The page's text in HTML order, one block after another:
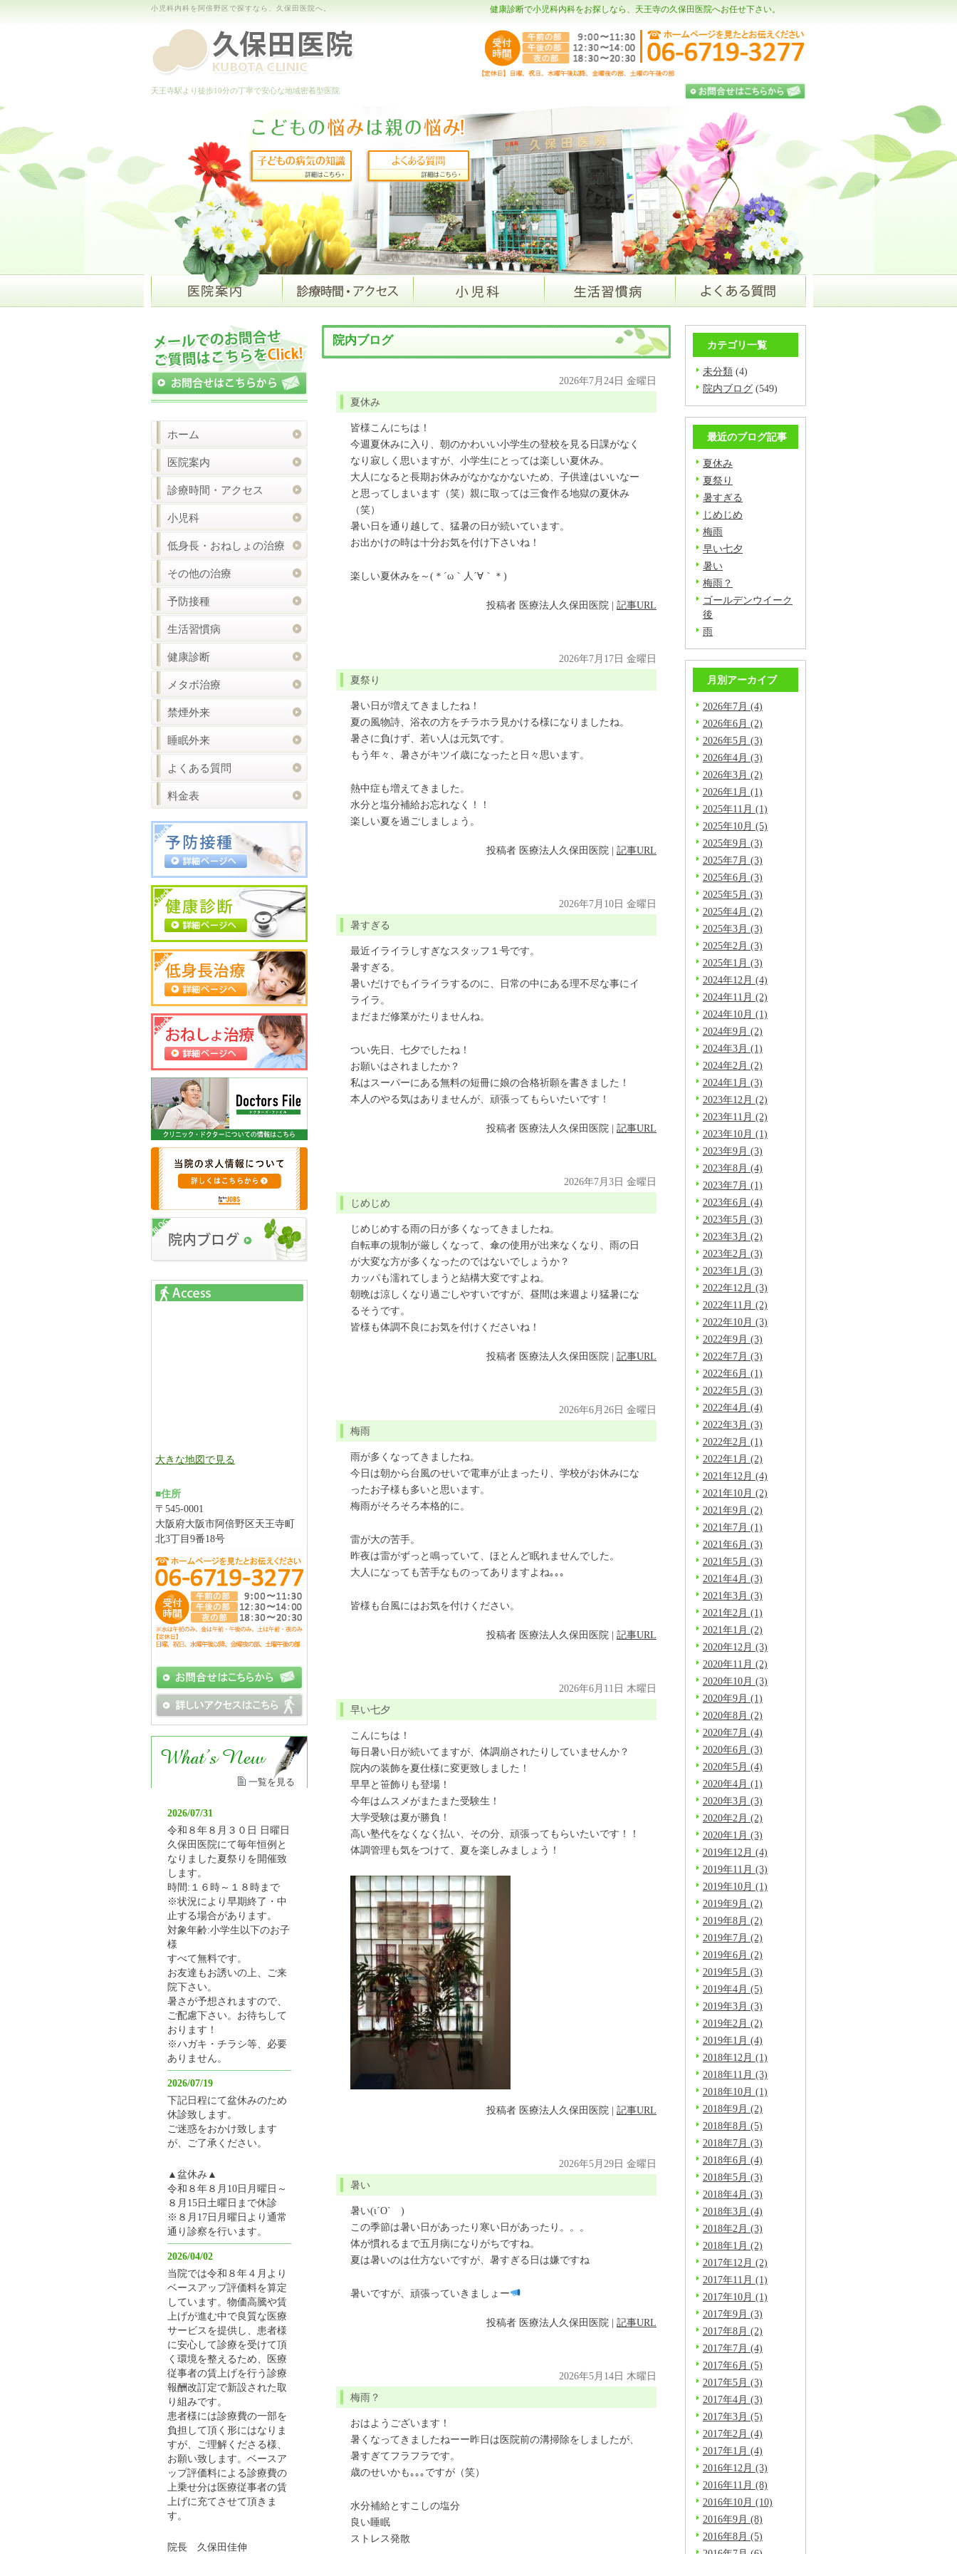
小児科内科を阿倍野区で探すなら、久保田医院へ。 健康診断で小児科内科をお探しなら、天王寺の久保田医院へお任せ下さい。
天王寺駅より徒歩10分の丁寧で安心な地域密着型医院
院内ブログ
2026年7月24日 金曜日
夏休み
皆様こんにちは！
今週夏休みに入り、朝のかわいい小学生の登校を見る日課がなく
なり寂しく思いますが、小学生にとっては楽しい夏休み。
大人になると長期お休みがなかなかないため、子供達はいいなー
と思ってしまいます（笑）親に取っては三食作る地獄の夏休み
（笑）
暑い日を通り越して、猛暑の日が続いています。
お出かけの時は十分お気を付け下さいね！
楽しい夏休みを～(＊´ω｀人´∀｀＊)
投稿者 医療法人久保田医院 | 記事URL
2026年7月17日 金曜日
夏祭り
暑い日が増えてきましたね！
夏の風物詩、浴衣の方をチラホラ見かける様になりましたね。
暑さに負けず、若い人は元気です。
もう年々、暑さがキツイ歳になったと日々思います。
熱中症も増えてきました。
水分と塩分補給お忘れなく！！
楽しい夏を過ごしましょう。
投稿者 医療法人久保田医院 | 記事URL
2026年7月10日 金曜日
暑すぎる
最近イライラしすぎなスタッフ１号です。
暑すぎる。
暑いだけでもイライラするのに、日常の中にある理不尽な事にイ
ライラ。
まだまだ修業がたりませんね。
つい先日、七夕でしたね！
お願いはされましたか？
私はスーパーにある無料の短冊に娘の合格祈願を書きました！
本人のやる気はありませんが、頑張ってもらいたいです！
投稿者 医療法人久保田医院 | 記事URL
2026年7月3日 金曜日
じめじめ
じめじめする雨の日が多くなってきましたね。
自転車の規制が厳しくなって、傘の使用が出来なくなり、雨の日
が大変な方が多くなったのではないでしょうか？
カッパも濡れてしまうと結構大変ですよね。
朝晩は涼しくなり過ごしやすいですが、昼間は来週より猛暑にな
るそうです。
皆様も体調不良にお気を付けくださいね！
投稿者 医療法人久保田医院 | 記事URL
2026年6月26日 金曜日
梅雨
雨が多くなってきましたね。
今日は朝から台風のせいで電車が止まったり、学校がお休みにな
ったお子様も多いと思います。
梅雨がそろそろ本格的に。
雷が大の苦手。
昨夜は雷がずっと鳴っていて、ほとんど眠れませんでした。
大人になっても苦手なものってありますよね｡｡｡
皆様も台風にはお気を付けください。
投稿者 医療法人久保田医院 | 記事URL
2026年6月11日 木曜日
早い七夕
こんにちは！
毎日暑い日が続いてますが、体調崩されたりしていませんか？
院内の装飾を夏仕様に変更致しました！
早早と笹飾りも登場！
今年はムスメがまたまた受験生！
大学受験は夏が勝負！
高い塾代をなくなく払い、その分、頑張ってもらいたいです！！
体調管理も気をつけて、夏を楽しみましょう！
投稿者 医療法人久保田医院 | 記事URL
2026年5月29日 金曜日
暑い
暑い(ι´О`ゞ)
この季節は暑い日があったり寒い日があったり。。。
体が慣れるまで五月病になりがちですね。
夏は暑いのは仕方ないですが、暑すぎる日は嫌ですね
暑いですが、頑張っていきましょー
投稿者 医療法人久保田医院 | 記事URL
2026年5月14日 木曜日
梅雨？
おはようございます！
暑くなってきましたねーー昨日は医院前の溝掃除をしましたが、
暑すぎてフラフラです。
歳のせいかも｡｡｡ですが（笑）
水分補給とすこしの塩分
良い睡眠
ストレス発散
カテゴリ一覧
未分類 (4)
院内ブログ (549)
最近のブログ記事
夏休み
夏祭り
暑すぎる
じめじめ
梅雨
早い七夕
暑い
梅雨？
ゴールデンウイーク
後
雨
月別アーカイブ
2026年7月 (4)
2026年6月 (2)
2026年5月 (3)
2026年4月 (3)
2026年3月 (2)
2026年1月 (1)
2025年11月 (1)
2025年10月 (5)
2025年9月 (3)
2025年7月 (3)
2025年6月 (3)
2025年5月 (3)
2025年4月 (2)
2025年3月 (3)
2025年2月 (3)
2025年1月 (3)
2024年12月 (4)
2024年11月 (2)
2024年10月 (1)
2024年9月 (2)
2024年3月 (1)
2024年2月 (2)
2024年1月 (3)
2023年12月 (2)
2023年11月 (2)
2023年10月 (1)
2023年9月 (3)
2023年8月 (4)
2023年7月 (1)
2023年6月 (4)
2023年5月 (3)
2023年3月 (2)
2023年2月 (3)
2023年1月 (3)
2022年12月 (3)
2022年11月 (2)
2022年10月 (3)
2022年9月 (3)
2022年7月 (3)
2022年6月 (1)
2022年5月 (3)
2022年4月 (4)
2022年3月 (3)
2022年2月 (1)
2022年1月 (2)
2021年12月 (4)
2021年10月 (2)
2021年9月 (2)
2021年7月 (1)
2021年6月 (3)
2021年5月 (3)
2021年4月 (3)
2021年3月 (3)
2021年2月 (1)
2021年1月 (2)
2020年12月 (3)
2020年11月 (2)
2020年10月 (3)
2020年9月 (1)
2020年8月 (2)
2020年7月 (4)
2020年6月 (3)
2020年5月 (4)
2020年4月 (1)
2020年3月 (3)
2020年2月 (2)
2020年1月 (3)
2019年12月 (4)
2019年11月 (3)
2019年10月 (1)
2019年9月 (2)
2019年8月 (2)
2019年7月 (2)
2019年6月 (2)
2019年5月 (3)
2019年4月 (5)
2019年3月 (3)
2019年2月 (2)
2019年1月 (4)
2018年12月 (1)
2018年11月 (3)
2018年10月 (1)
2018年9月 (2)
2018年8月 (5)
2018年7月 (3)
2018年6月 (4)
2018年5月 (3)
2018年4月 (3)
2018年3月 (4)
2018年2月 (3)
2018年1月 (2)
2017年12月 (2)
2017年11月 (1)
2017年10月 (1)
2017年9月 (3)
2017年8月 (2)
2017年7月 (4)
2017年6月 (5)
2017年5月 (3)
2017年4月 (3)
2017年3月 (5)
2017年2月 (4)
2017年1月 (4)
2016年12月 (3)
2016年11月 (8)
2016年10月 (10)
2016年9月 (8)
2016年8月 (5)
ホーム
医院案内
診療時間・アクセス
小児科
低身長・おねしょの治療
その他の治療
予防接種
生活習慣病
健康診断
メタボ治療
禁煙外来
睡眠外来
よくある質問
料金表
大きな地図で見る
■住所
〒545-0001
大阪府大阪市阿倍野区天王寺町
北3丁目9番18号
一覧を見る
2026/07/31
令和８年８月３０日 日曜日
久保田医院にて毎年恒例と
なりました夏祭りを開催致
します。
時間:１６時～１８時まで
※状況により早期終了・中
止する場合があります。
対象年齢:小学生以下のお子
様
すべて無料です。
お友達もお誘いの上、ご来
院下さい。
暑さが予想されますので、
ご配慮下さい。お待ちして
おります！
※ハガキ・チラシ等、必要
ありません。
2026/07/19
下記日程にて盆休みのため
休診致します。
ご迷惑をおかけ致します
が、ご了承ください。
▲盆休み▲
令和８年８月10日月曜日～
８月15日土曜日まで休診
※８月17日月曜日より通常
通り診察を行います。
2026/04/02
当院では令和８年４月より
ベースアップ評価料を算定
しています。物価高騰や賃
上げが進む中で良質な医療
サービスを提供し、患者様
に安心して診療を受けて頂
く環境を整えるため、医療
従事者の賃上げを行う診療
報酬改訂定で新設された取
り組みです。
患者様には診療費の一部を
負担して頂く形にはなりま
すが、ご理解くださる様、
お願い致します。ベースア
ップ評価料による診療費の
上乗せ分は医療従事者の賃
上げに充てさせて頂きま
す。
院長 久保田佳伸